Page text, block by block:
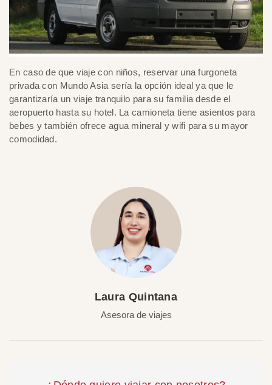
En caso de que viaje con niños, reservar una furgoneta
privada con Mundo Asia sería la opción ideal ya que le
garantizaría un viaje tranquilo para su familia desde el
aeropuerto hasta su hotel. La camioneta tiene asientos para
bebes y también ofrece agua mineral y wifi para su mayor
comodidad.
Laura Quintana
Asesora de viajes